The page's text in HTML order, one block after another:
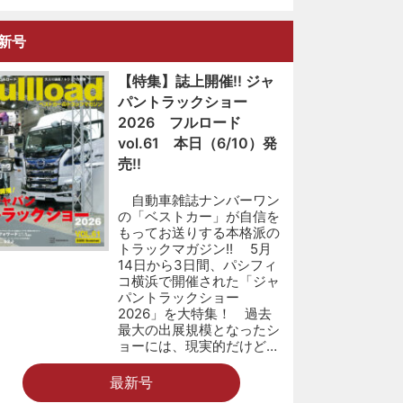
号
【特集】誌上開催!! ジャ
パントラックショー
2026 フルロード
vol.61 本日（6/10）発
売!!
自動車雑誌ナンバーワン
の「ベストカー」が自信を
もってお送りする本格派の
トラックマガジン!! 5月
14日から3日間、パシフィ
コ横浜で開催された「ジャ
パントラックショー
2026」を大特集！ 過去
最大の出展規模となったシ
ョーには、現実的だけど…
最新号